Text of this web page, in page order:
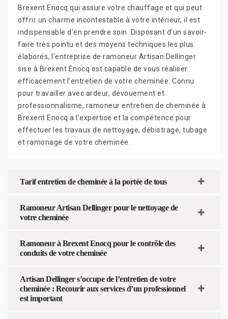
Brexent Enocq qui assure votre chauffage et qui peut
offrir un charme incontestable à votre intérieur, il est
indispensable d’en prendre soin. Disposant d’un savoir-
faire très pointu et des moyens techniques les plus
élaborés, l’entreprise de ramoneur Artisan Dellinger
sise à Brexent Enocq est capable de vous réaliser
efficacement l’entretien de votre cheminée. Connu
pour travailler avec ardeur, dévouement et
professionnalisme, ramoneur entretien de cheminée à
Brexent Enocq a l’expertise et la compétence pour
effectuer les travaux de nettoyage, débistrage, tubage
et ramonage de votre cheminée.
Tarif entretien de cheminée à la portée de tous
Ramoneur Artisan Dellinger pour le nettoyage de
votre cheminée
Ramoneur à Brexent Enocq pour le contrôle des
conduits de votre cheminée
Artisan Dellinger s’occupe de l’entretien de votre
cheminée : Recourir aux services d’un professionnel
est important